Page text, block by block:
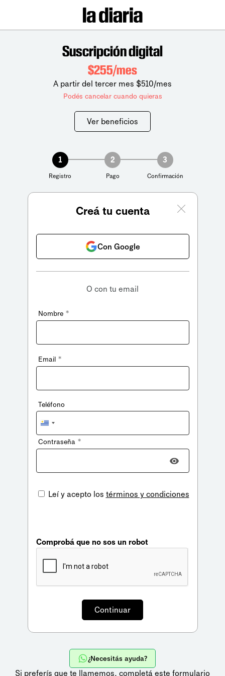
Suscripción digital
$255/mes
A partir del tercer mes $510/mes
Podés cancelar cuando quieras
Ver beneficios
1
Registro
2
Pago
3
Confirmación
Creá tu cuenta
Con Google
O con tu email
Nombre *
Email *
Teléfono
Uruguay
+598
Contraseña *
Leí y acepto los términos y condiciones
Comprobá que no sos un robot
¿Necesitás ayuda?
Si preferís que te llamemos, completá este formulario